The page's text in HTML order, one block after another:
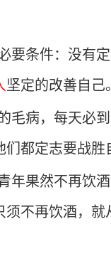
要条件：没有
坚定的改善自己。
毛病，每天必
都定志要战胜
年果然不再饮
不再饮酒，